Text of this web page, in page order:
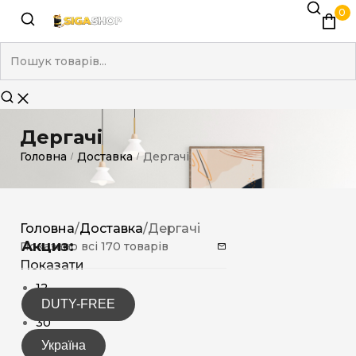
0
Дергачі
Головна / Доставка / Дергачі
Акциз:
DUTY-FREE
Україна
Головна/Доставка/Дергачі
Показано всі 170 товарів
Показати
12
15
30